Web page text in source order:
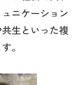
ニケーション
生といった複
。